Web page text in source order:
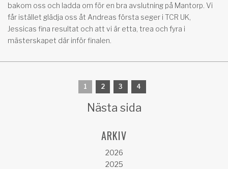
bakom oss och ladda om för en bra avslutning på Mantorp. Vi
får istället glädja oss åt Andreas första seger i TCR UK,
Jessicas fina resultat och att vi är etta, trea och fyra i
mästerskapet där inför finalen.
1 2 3 4
Nästa sida
ARKIV
2026
2025